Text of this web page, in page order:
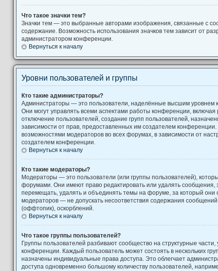
Что такое значки тем?
Значки тем — это выбранные авторами изображения, связанные с
содержание. Возможность использования значков тем зависит от
администратором конференции.
Вернуться к началу
Уровни пользователей и группы
Кто такие администраторы?
Администраторы — это пользователи, наделённые высшим уровнем
Они могут управлять всеми аспектами работы конференции, включая
отключение пользователей, создание групп пользователей,
зависимости от прав, предоставленных им создателем
возможностями модераторов во всех форумах, в зависимости от
создателем конференции.
Вернуться к началу
Кто такие модераторы?
Модераторы — это пользователи (или группы пользователей),
форумами. Они имеют право редактировать или удалять сообщения,
перемещать, удалять и объединять темы на форуме, за который они
модераторов — не допускать несоответствия содержания
(оффтопик), оскорблений.
Вернуться к началу
Что такое группы пользователей?
Группы пользователей разбивают сообщество на структурные
конференции. Каждый пользователь может состоять в нескольких
назначены индивидуальные права доступа. Это облегчает
доступа одновременно большому количеству пользователей,